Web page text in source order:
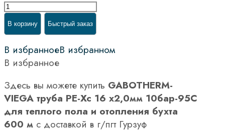
В корзину Быстрый заказ
В избранноеВ избранном
В избранное
Здесь вы можете купить GABOTHERM-
VIEGA труба PE-Xc 16 х2,0мм 10бар-95С
для теплого пола и отопления бухта
600 м с доставкой в г/пгт Гурзуф